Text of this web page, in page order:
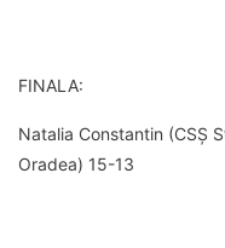
FINALA:
Natalia Constantin (CSȘ
Oradea) 15-13